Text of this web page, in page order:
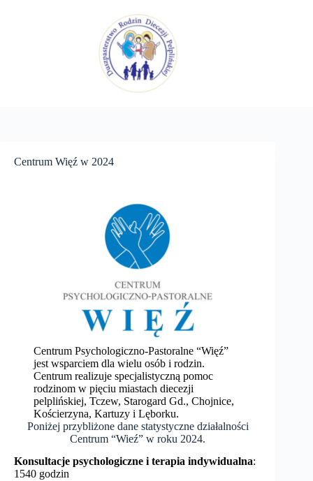
Centrum Więź w 2024
Centrum Psychologiczno-Pastoralne “Więź”
jest wsparciem dla wielu osób i rodzin.
Centrum realizuje specjalistyczną pomoc
rodzinom w pięciu miastach diecezji
pelplińskiej, Tczew, Starogard Gd., Chojnice,
Kościerzyna, Kartuzy i Lęborku.
Poniżej przybliżone dane statystyczne działalności
Centrum “Wieź” w roku 2024.
Konsultacje psychologiczne i terapia indywidualna:
1540 godzin